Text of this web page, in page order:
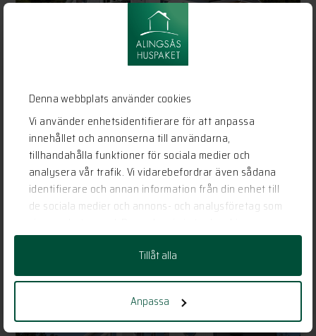
Denna webbplats använder cookies
Vi använder enhetsidentifierare för att anpassa
innehållet och annonserna till användarna,
tillhandahålla funktioner för sociala medier och
analysera vår trafik. Vi vidarebefordrar även sådana
identifierare och annan information från din enhet till
de sociala medier och annons- och analysföretag som
informationen med annan information som du har
tillhandahållit eller som de har samlat in när du har
använt deras tjänster.
Tillåt alla
Anpassa
#MH612
LÄS MER